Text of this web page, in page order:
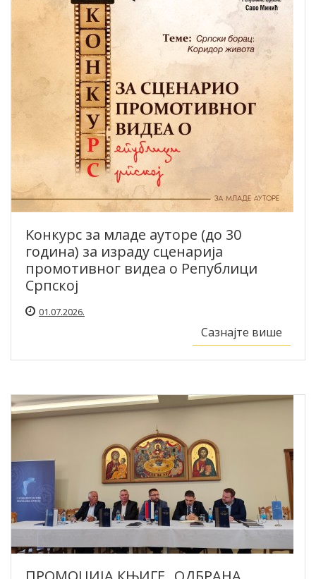
Kонкурс за младе ауторе (до 30
година) за израду сценарија
промотивног видеа о Републици
Српској
01.07.2026.
Сазнајте више